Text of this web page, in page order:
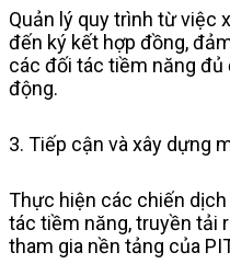
Quản lý quy trình từ việc
đến ký kết hợp đồng,
các đối tác tiềm năng
động.
3. Tiếp cận và xây dựng
Thực hiện các chiến
tác tiềm năng, truyền tải
tham gia nền tảng của